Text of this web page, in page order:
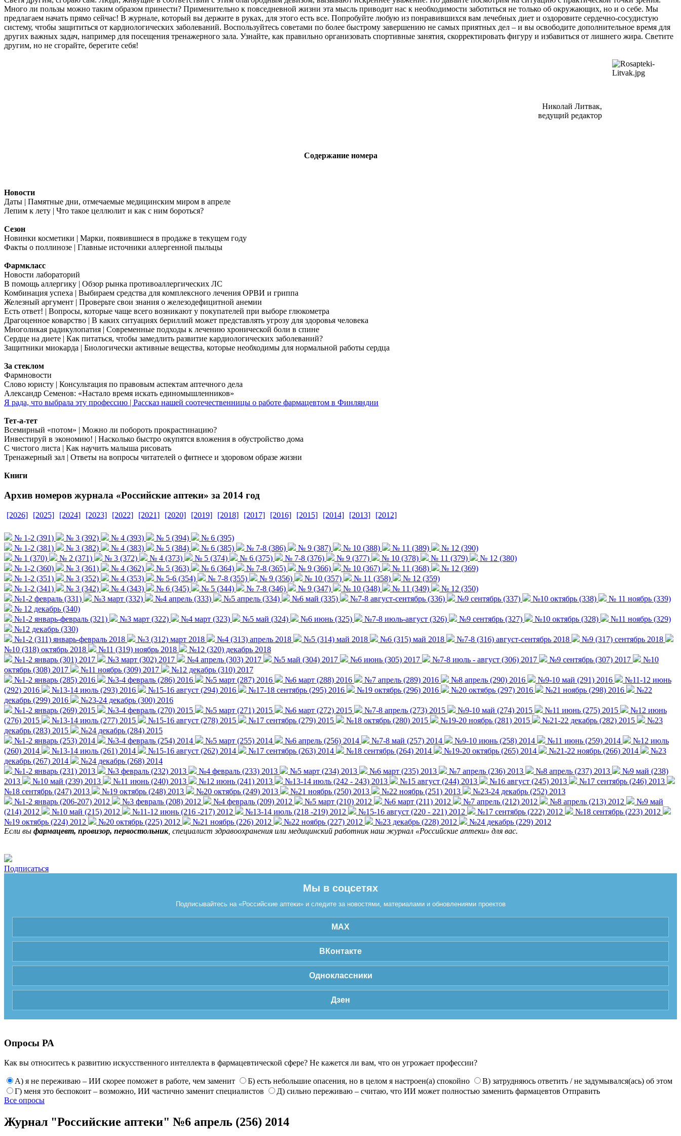
Много ли пользы можно таким образом принести? Применительно к повседневной жизни эта мысль приводит нас к необходимости заботиться не только об окружающих, но и о себе. Мы
предлагаем начать прямо сейчас! В журнале, который вы держите в руках, для этого есть все. Попробуйте любую из понравившихся вам лечебных диет и оздоровите сердечно-сосудистую
систему, чтобы защититься от кардиологических заболеваний. Воспользуйтесь советами по более быстрому завершению не самых приятных дел – и вы освободите дополнительное время для
других важных задач, например для посещения тренажерного зала. Узнайте, как правильно организовать спортивные занятия, скорректировать фигуру и избавиться от лишнего жира. Светите
другим, но не сгорайте, берегите себя!
Николай Литвак,
ведущий редактор
Содержание номера
Новости
Даты | Памятные дни, отмечаемые медицинским миром в апреле
Лепим к лету | Что такое целлюлит и как с ним бороться?
Сезон
Новинки косметики | Марки, появившиеся в продаже в текущем году
Факты о поллинозе | Главные источники аллергенной пыльцы
Фармкласс
Новости лабораторий
В помощь аллергику | Обзор рынка противоаллергических ЛС
Комбинация успеха | Выбираем средства для комплексного лечения ОРВИ и гриппа
Железный аргумент | Проверьте свои знания о железодефицитной анемии
Есть ответ! | Вопросы, которые чаще всего возникают у покупателей при выборе глюкометра
Драгоценное коварство | В каких ситуациях бериллий может представлять угрозу для здоровья человека
Многоликая радикулопатия | Современные подходы к лечению хронической боли в спине
Сердце на диете | Как питаться, чтобы замедлить развитие кардиологических заболеваний?
Защитники миокарда | Биологически активные вещества, которые необходимы для нормальной работы сердца
За стеклом
Фармновости
Слово юристу | Консультация по правовым аспектам аптечного дела
Александр Семенов: «Настало время искать единомышленников»
Я рада, что выбрала эту профессию | Рассказ нашей соотечественницы о работе фармацевтом в Финляндии
Тет-а-тет
Всемирный «потом» | Можно ли побороть прокрастинацию?
Инвестируй в экономию! | Насколько быстро окупятся вложения в обустройство дома
С чистого листа | Как научить малыша рисовать
Тренажерный зал | Ответы на вопросы читателей о фитнесе и здоровом образе жизни
Книги
Архив номеров журнала «Российские аптеки» за 2014 год
[2026] [2025] [2024] [2023] [2022] [2021] [2020] [2019] [2018] [2017] [2016] [2015] [2014] [2013] [2012]
№ 1-2 (391) № 3 (392) № 4 (393) № 5 (394)
№ 6 (395)
№ 1-2 (381)
№ 3 (382) № 4 (383) № 5 (384) № 6 (385) № 7-8 (386) № 9 (387) № 10 (388) № 11 (389)
№ 12 (390)
№ 1 (370)
№ 2 (371) № 3 (372) № 4 (373) № 5 (374) № 6 (375) № 7-8 (376) № 9 (377) № 10 (378) № 11 (379)
№ 12 (380)
№ 1-2 (360)
№ 3 (361) № 4 (362) № 5 (363) № 6 (364) № 7-8 (365) № 9 (366) № 10 (367) № 11 (368)
№ 12 (369)
№ 1-2 (351)
№ 3 (352) № 4 (353) № 5-6 (354) № 7-8 (355) № 9 (356) № 10 (357) № 11 (358)
№ 12 (359)
№ 1-2 (341)
№ 3 (342) № 4 (343) № 6 (345) № 5 (344) № 7-8 (346) № 9 (347) № 10 (348) № 11 (349)
№ 12 (350)
№1-2 февраль (331)
№3 март (332) №4 апрель (333) №5 апрель (334) №6 май (335) №7-8 август-сентябрь (336) №9 сентябрь (337) №10 октябрь (338)
№ 11 ноябрь (339)
№ 12 декабрь (340)
№1-2 январь-февраль (321)
№3 март (322) №4 март (323) №5 май (324) №6 июнь (325) №7-8 июль-август (326) №9 сентябрь (327) №10 октябрь (328)
№11 ноябрь (329)
№12 декабрь (330)
№1-2 (311) январь-февраль 2018
№3 (312) март 2018 №4 (313) апрель 2018 №5 (314) май 2018 №6 (315) май 2018 №7-8 (316) август-сентябрь 2018
№9 (317) сентябрь 2018
№10 (318) октябрь 2018
№11 (319) ноябрь 2018
№12 (320) декабрь 2018
№1-2 январь (301) 2017
№3 март (302) 2017 №4 апрель (303) 2017 №5 май (304) 2017 №6 июнь (305) 2017 №7-8 июль - август (306) 2017 №9 сентябрь (307) 2017
№10
октябрь (308) 2017
№11 ноябрь (309) 2017
№12 декабрь (310) 2017
№1-2 январь (285) 2016
№3-4 февраль (286) 2016 №5 март (287) 2016 №6 март (288) 2016 №7 апрель (289) 2016 №8 апрель (290) 2016 №9-10 май (291) 2016
№11-12 июнь
(292) 2016
№13-14 июль (293) 2016 №15-16 август (294) 2016 №17-18 сентябрь (295) 2016 №19 октябрь (296) 2016 №20 октябрь (297) 2016 №21 ноябрь (298) 2016
№22
декабрь (299) 2016
№23-24 декабрь (300) 2016
№1-2 январь (269) 2015
№3-4 февраль (270) 2015 №5 март (271) 2015 №6 март (272) 2015 №7-8 апрель (273) 2015 №9-10 май (274) 2015 №11 июнь (275) 2015
№12 июнь
(276) 2015
№13-14 июль (277) 2015 №15-16 август (278) 2015 №17 сентябрь (279) 2015 №18 октябрь (280) 2015 №19-20 ноябрь (281) 2015 №21-22 декабрь (282) 2015
№23
декабрь (283) 2015
№24 декабрь (284) 2015
№1-2 январь (253) 2014
№3-4 февраль (254) 2014 №5 март (255) 2014 №6 апрель (256) 2014 №7-8 май (257) 2014 №9-10 июнь (258) 2014 №11 июнь (259) 2014
№12 июль
(260) 2014
№13-14 июль (261) 2014 №15-16 август (262) 2014 №17 сентябрь (263) 2014 №18 сентябрь (264) 2014 №19-20 октябрь (265) 2014 №21-22 ноябрь (266) 2014
№23
декабрь (267) 2014
№24 декабрь (268) 2014
№1-2 январь (231) 2013
№3 февраль (232) 2013 №4 февраль (233) 2013 №5 март (234) 2013 №6 март (235) 2013 №7 апрель (236) 2013 №8 апрель (237) 2013
№9 май (238)
2013
№10 май (239) 2013 №11 июнь (240) 2013 №12 июнь (241) 2013 №13-14 июль (242 - 243) 2013 №15 август (244) 2013 №16 август (245) 2013
№17 сентябрь (246) 2013
№18 сентябрь (247) 2013
№19 октябрь (248) 2013 №20 октябрь (249) 2013 №21 ноябрь (250) 2013 №22 ноябрь (251) 2013
№23-24 декабрь (252) 2013
№1-2 январь (206-207) 2012
№3 февраль (208) 2012 №4 февраль (209) 2012 №5 март (210) 2012 №6 март (211) 2012 №7 апрель (212) 2012 №8 апрель (213) 2012
№9 май
(214) 2012
№10 май (215) 2012 №11-12 июнь (216 -217) 2012 №13-14 июль (218 -219) 2012 №15-16 август (220 - 221) 2012 №17 сентябрь (222) 2012
№18 сентябрь (223) 2012
№19 октябрь (224) 2012
№20 октябрь (225) 2012 №21 ноябрь (226) 2012 №22 ноябрь (227) 2012 №23 декабрь (228) 2012
№24 декабрь (229) 2012
Если вы фармацевт, провизор, первостольник, специалист здравоохранения или медицинский работник наш журнал «Российские аптеки» для вас.
Подписаться
Мы в соцсетях
Подписывайтесь на «Российские аптеки» и следите за новостями, материалами и обновлениями проектов
MAX
ВКонтакте
Одноклассники
Дзен
Опросы РА
Как вы относитесь к развитию искусственного интеллекта в фармацевтической сфере? Не кажется ли вам, что он угрожает профессии?
А) я не переживаю – ИИ скорее поможет в работе, чем заменит Б) есть небольшие опасения, но в целом я настроен(а) спокойно
В) затрудняюсь ответить / не задумывался(ась) об этом
Г) меня это беспокоит – возможно, ИИ частично заменит специалистов
Д) сильно переживаю – считаю, что ИИ может полностью заменить фармацевтов Отправить
Все опросы
Журнал "Российские аптеки" №6 апрель (256) 2014